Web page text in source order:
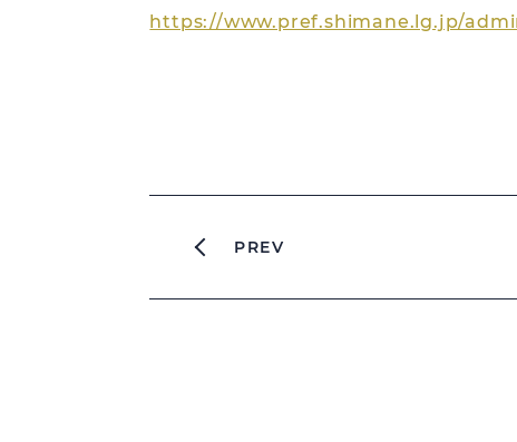
https://www.pref.shimane.lg.jp/
PREV